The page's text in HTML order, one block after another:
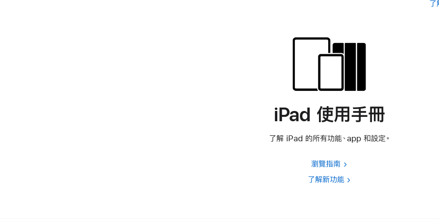
了
iPad 使用手冊
了解 iPad 的所有功能、app 和設定。
瀏覽指南
了解新功能